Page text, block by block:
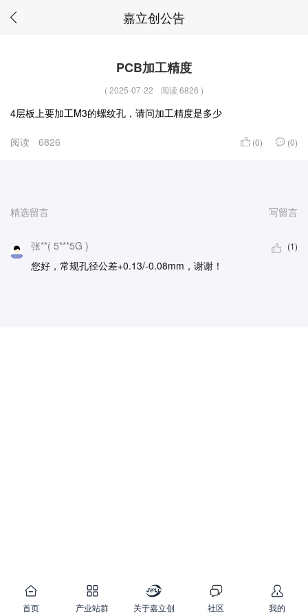
嘉立创公告
PCB加工精度
(2025-07-22 阅读 6826 )
4层板上要加工M3的螺纹孔，请问加工精度是多少
阅读 6826 (0) (0)
精选留言 写留言
张**( 5***5G ) (1)
您好，常规孔径公差+0.13/-0.08mm，谢谢！
首页 产业站群 关于嘉立创 社区 我的